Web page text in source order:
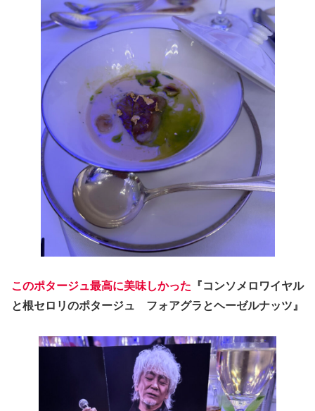
このポタージュ最高に美味しかった 『コンソメロワイヤル
と根セロリのポタージュ フォアグラとヘーゼルナッツ』